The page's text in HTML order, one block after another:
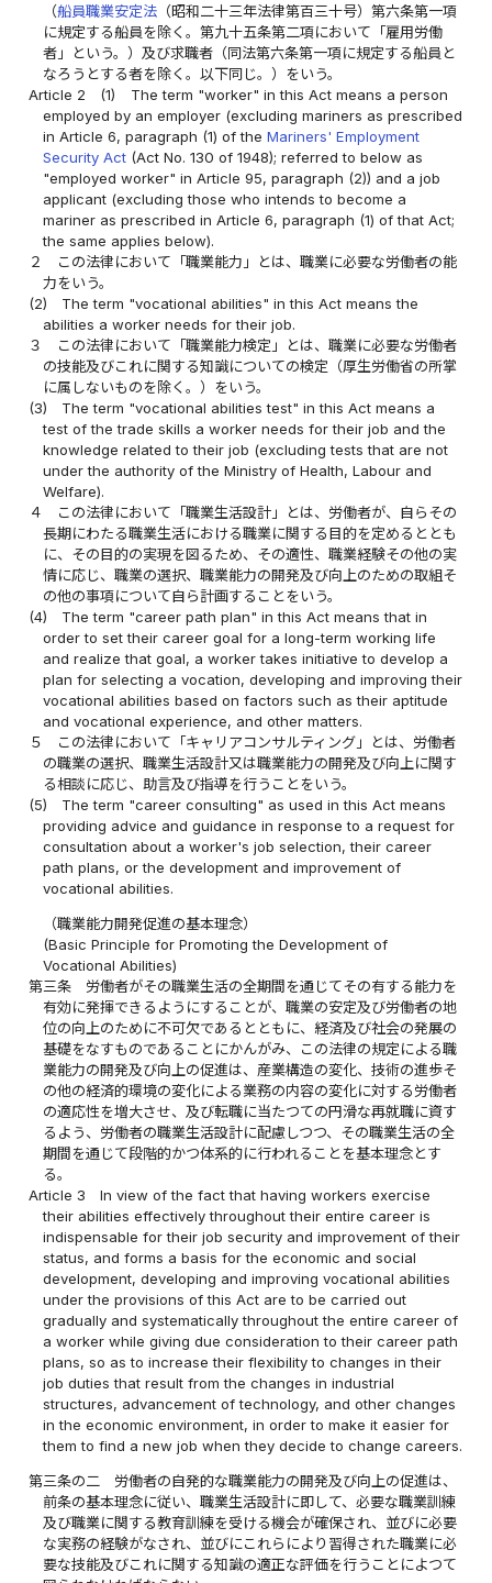
（船員職業安定法 （昭和二十三年法律第百三十号）第六条第一項
に規定する船員を除く。第九十五条第二項において「雇用労働
者」という。）及び求職者（同法第六条第一項に規定する船員と
なろうとする者を除く。以下同じ。）をいう。
Article 2
(1)
The term "worker" in this Act means a person
employed by an employer (excluding mariners as prescribed
in Article 6, paragraph (1) of theMariners' Employment
Security Act (Act No. 130 of 1948); referred to below as
"employed worker" in Article 95, paragraph (2)) and a job
applicant (excluding those who intends to become a
mariner as prescribed in Article 6, paragraph (1) of that Act;
the same applies below).
２
この法律において「職業能力」とは、職業に必要な労働者の能
力をいう。
(2)
The term "vocational abilities" in this Act means the
abilities a worker needs for their job.
３
この法律において「職業能力検定」とは、職業に必要な労働者
の技能及びこれに関する知識についての検定（厚生労働省の所掌
に属しないものを除く。）をいう。
(3)
The term "vocational abilities test" in this Act means a
test of the trade skills a worker needs for their job and the
knowledge related to their job (excluding tests that are not
under the authority of the Ministry of Health, Labour and
Welfare).
４
この法律において「職業生活設計」とは、労働者が、自らその
長期にわたる職業生活における職業に関する目的を定めるととも
に、その目的の実現を図るため、その適性、職業経験その他の実
情に応じ、職業の選択、職業能力の開発及び向上のための取組そ
の他の事項について自ら計画することをいう。
(4)
The term "career path plan" in this Act means that in
order to set their career goal for a long-term working life
and realize that goal, a worker takes initiative to develop a
plan for selecting a vocation, developing and improving their
vocational abilities based on factors such as their aptitude
and vocational experience, and other matters.
５
この法律において「キャリアコンサルティング」とは、労働者
の職業の選択、職業生活設計又は職業能力の開発及び向上に関す
る相談に応じ、助言及び指導を行うことをいう。
(5)
The term "career consulting" as used in this Act means
providing advice and guidance in response to a request for
consultation about a worker's job selection, their career
path plans, or the development and improvement of
vocational abilities.
（職業能力開発促進の基本理念）
(Basic Principle for Promoting the Development of
Vocational Abilities)
第三条
労働者がその職業生活の全期間を通じてその有する能力を
有効に発揮できるようにすることが、職業の安定及び労働者の地
位の向上のために不可欠であるとともに、経済及び社会の発展の
基礎をなすものであることにかんがみ、この法律の規定による職
業能力の開発及び向上の促進は、産業構造の変化、技術の進歩そ
の他の経済的環境の変化による業務の内容の変化に対する労働者
の適応性を増大させ、及び転職に当たつての円滑な再就職に資す
るよう、労働者の職業生活設計に配慮しつつ、その職業生活の全
期間を通じて段階的かつ体系的に行われることを基本理念とす
る。
Article 3
In view of the fact that having workers exercise
their abilities effectively throughout their entire career is
indispensable for their job security and improvement of their
status, and forms a basis for the economic and social
development, developing and improving vocational abilities
under the provisions of this Act are to be carried out
gradually and systematically throughout the entire career of
a worker while giving due consideration to their career path
plans, so as to increase their flexibility to changes in their
job duties that result from the changes in industrial
structures, advancement of technology, and other changes
in the economic environment, in order to make it easier for
them to find a new job when they decide to change careers.
第三条の二
労働者の自発的な職業能力の開発及び向上の促進は、
前条の基本理念に従い、職業生活設計に即して、必要な職業訓練
及び職業に関する教育訓練を受ける機会が確保され、並びに必要
な実務の経験がなされ、並びにこれらにより習得された職業に必
要な技能及びこれに関する知識の適正な評価を行うことによつて